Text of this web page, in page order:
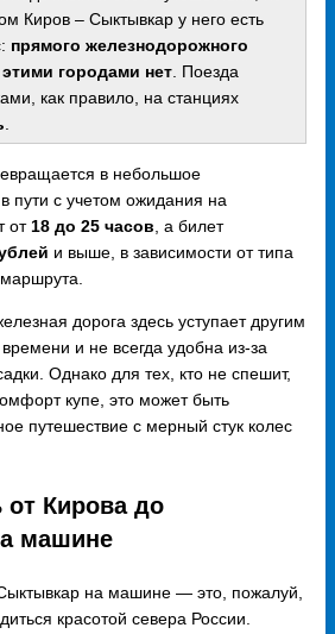
Киров – Сыктывкар у него есть
прямого железнодорожного
городами нет . Поезда
как правило, на станциях
в небольшое
пути с учетом ожидания на
от 18 до 25 часов , а билет
и выше, в зависимости от типа
дорога здесь уступает другим
и не всегда удобна из-за
Однако для тех, кто не спешит,
купе, это может быть
путешествие с мерный стук колес
от Кирова до
машине
на машине — это, пожалуй,
красотой севера России.